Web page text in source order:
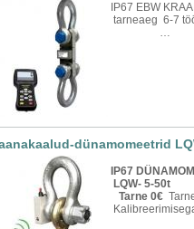
IP67 EBW
…
dünamomeetrid
IP67
LQW- 5-50t
Tarne 0€